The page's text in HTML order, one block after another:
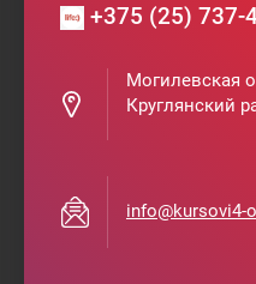
+375 (25) 737-
Могилевская
Круглянский
info@kursovi4-